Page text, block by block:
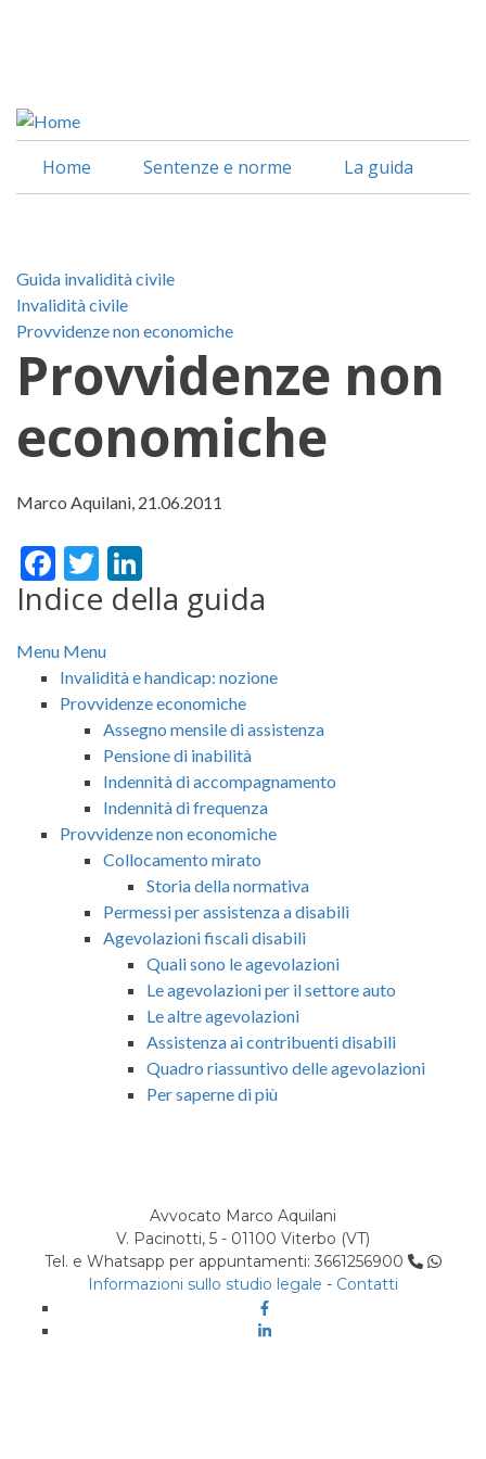
Home Sentenze e norme La guida
Guida invalidità civile
Invalidità civile
Provvidenze non economiche
Provvidenze non
economiche
Marco Aquilani, 21.06.2011
Facebook
Twitter
Provvidenze non economiche
Indice della guida
Menu Menu
Invalidità e handicap: nozione
Provvidenze economiche
Assegno mensile di assistenza
Pensione di inabilità
Indennità di accompagnamento
Indennità di frequenza
Provvidenze non economiche
Collocamento mirato
Storia della normativa
Permessi per assistenza a disabili
Agevolazioni fiscali disabili
Quali sono le agevolazioni
Le agevolazioni per il settore auto
Le altre agevolazioni
Assistenza ai contribuenti disabili
Quadro riassuntivo delle agevolazioni
Per saperne di più
Avvocato Marco Aquilani
V. Pacinotti, 5 - 01100 Viterbo (VT)
Tel. e Whatsapp per appuntamenti: 3661256900
Informazioni sullo studio legale - Contatti
Facebook
Linkedin